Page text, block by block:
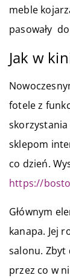
meble
pasowały
Jak w
fotele z
sklepom
co dzień.
https://
Głównym
kanapa. Jej
salonu. Zbyt
przez co w